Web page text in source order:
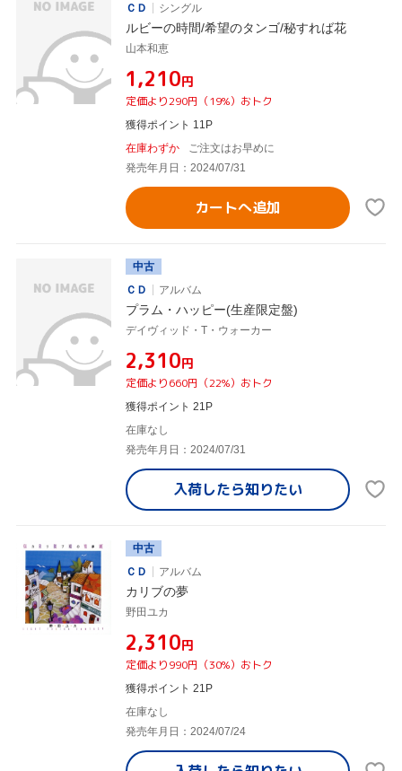
ＣＤ
シングル
ルビーの時間/希望のタンゴ/秘すれば花
山本和恵
¥1,210円
定価より290円（19%）おトク
獲得ポイント 11P
在庫わずか
ご注文はお早めに
発売年月日：2024/07/31
カートへ追加
中古
ＣＤ
アルバム
プラム・ハッピー(生産限定盤)
デイヴィッド・T・ウォーカー
¥2,310円
定価より660円（22%）おトク
獲得ポイント 21P
在庫なし
発売年月日：2024/07/31
入荷したら知りたい
中古
ＣＤ
アルバム
カリブの夢
野田ユカ
¥2,310円
定価より990円（30%）おトク
獲得ポイント 21P
在庫なし
発売年月日：2024/07/24